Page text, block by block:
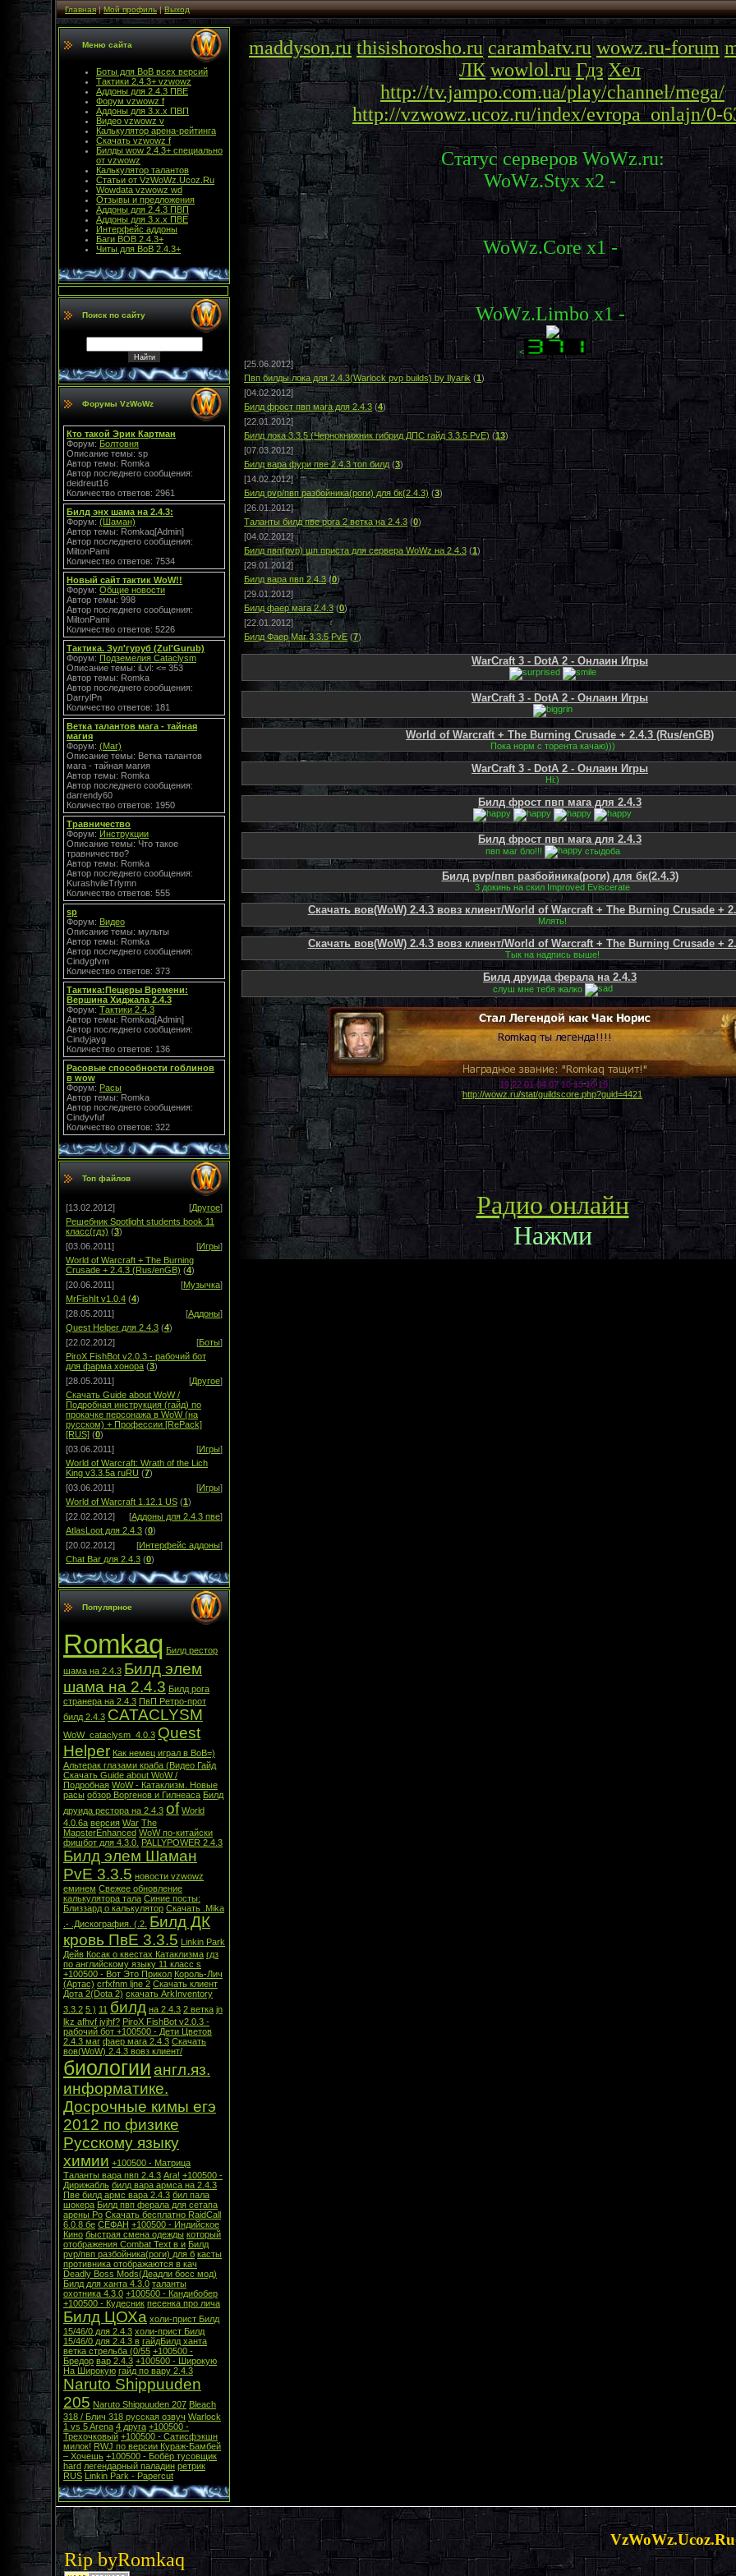
Главная|Мой профиль|Выход
Меню сайта
Боты для ВоВ всех версий
Тактики 2.4.3+ vzwowz
Аддоны для 2.4.3 ПВЕ
Форум vzwowz f
Аддоны для 3.х.х ПВП
Видео vzwowz v
Калькулятор арена-рейтинга
Скачать vzwowz f
Билды wow 2.4.3+ специально
от vzwowz
Калькулятор талантов
Статьи от VzWoWz.Ucoz.Ru
Wowdata vzwowz wd
Отзывы и предложения
Аддоны для 2.4.3 ПВП
Аддоны для 3.х.х ПВЕ
Интерфейс аддоны
Баги ВОВ 2.4.3+
Читы для ВоВ 2.4.3+
Поиск по сайту
Форумы VzWoWz
Кто такой Эрик Картман
Форум: Болтовня
Описание темы: sp
Автор темы: Romka
Автор последнего сообщения:
deidreut16
Количество ответов: 2961
Билд энх шама на 2.4.3:
Форум: (Шаман)
Автор темы: Romkaq[Admin]
Автор последнего сообщения:
MiltonPami
Количество ответов: 7534
Новый сайт тактик WoW!!
Форум: Общие новости
Автор темы: 998
Автор последнего сообщения:
MiltonPami
Количество ответов: 5226
Тактика. Зул'гуруб (Zul'Gurub)
Форум: Подземелия Cataclysm
Описание темы: iLvl: <= 353
Автор темы: Romka
Автор последнего сообщения:
DarrylPn
Количество ответов: 181
Ветка талантов мага - тайная
магия
Форум: (Маг)
Описание темы: Ветка талантов
мага - тайная магия
Автор темы: Romka
Автор последнего сообщения:
darrendy60
Количество ответов: 1950
Травничество
Форум: Инструкции
Описание темы: Что такое
травничество?
Автор темы: Romka
Автор последнего сообщения:
KurashvileTrlymn
Количество ответов: 555
sp
Форум: Видео
Описание темы: мульты
Автор темы: Romka
Автор последнего сообщения:
Cindygfvm
Количество ответов: 373
Тактика:Пещеры Времени:
Вершина Хиджала 2.4.3
Форум: Тактики 2.4.3
Автор темы: Romkaq[Admin]
Автор последнего сообщения:
Cindyjayg
Количество ответов: 136
Расовые способности гоблинов
в wow
Форум: Расы
Автор темы: Romka
Автор последнего сообщения:
Cindyvfuf
Количество ответов: 322
Топ файлов
[13.02.2012] [Другое]
Решебник Spotlight students book 11
класс(гдз) (3)
[03.06.2011]
[Игры]
World of Warcraft + The Burning
Crusade + 2.4.3 (Rus/enGB) (4)
[20.06.2011]
[Музычка]
MrFishIt v1.0.4 (4)
[28.05.2011]
[Аддоны]
Quest Helper для 2.4.3 (4)
[22.02.2012]
[Боты]
PiroX FishBot v2.0.3 - рабочий бот
для фарма хонора (3)
[28.05.2011]
[Другое]
Скачать Guide about WoW /
Подробная инструкция (гайд) по
прокачке персонажа в WoW (на
русском) + Профессии [RePack]
[RUS] (0)
[03.06.2011]
[Игры]
World of Warcraft: Wrath of the Lich
King v3.3.5a ruRU (7)
[03.06.2011]
[Игры]
World of Warcraft 1.12.1 US (1)
[22.02.2012]
[Аддоны для 2.4.3 пве]
AtlasLoot для 2.4.3 (0)
[20.02.2012]
[Интерфейс аддоны]
Chat Bar для 2.4.3 (0)
Популярное
Romkaq Билд рестор
шама на 2.4.3 Билд элем
шама на 2.4.3 Билд рога
странера на 2.4.3 ПвП Ретро-прот
билд 2.4.3 CATACLYSM
WoW_cataclysm_4.0.3 Quest
Helper Как немец играл в ВоВ=)
Альтерак глазами краба (Видео Гайд
Скачать Guide about WoW /
Подробная WoW - Катаклизм. Новые
расы обзор Воргенов и Гилнеаса Билд
друида рестора на 2.4.3 of World
4.0.6а версия War The
MapsterEnhanced WoW по-китайски
фишбот для 4.3.0. PALLYPOWER 2.4.3
Билд элем Шаман
PvE 3.3.5 новости vzwowz
еминем Свежее обновление
калькулятора тала Синие посты:
Близзард о калькулятор Скачать .Mika
.- .Дискография. (.2. Билд ДК
кровь ПвЕ 3.3.5 Linkin Park
Дейв Косак о квестах Катаклизма гдз
по английскому языку 11 класс s
+100500 - Вот Это Прикол Король-Лич
(Артас) crfxfnm ljne 2 Скачать клиент
Дота 2(Dota 2) скачать ArkInventory
3.3.2 5 ) 11 билд на 2.4.3 2 ветка jn
lkz afhvf jyjhf? PiroX FishBot v2.0.3 -
рабочий бот +100500 - Дети Цветов
2.4.3 маг фаер мага 2.4.3 Скачать
вов(WoW) 2.4.3 вовз клиент/
биологииангл.яз.
информатике.
Досрочные кимы егэ
2012 по физике
Русскому языку
химии +100500 - Матрица
Таланты вара пвп 2.4.3 Ага! +100500 -
Дирижабль билд вара армса на 2.4.3
Пве билд армс вара 2.4.3 бил пала
шокера Билд пвп ферала для сетапа
арены Ро Скачать бесплатно RaidCall
6.0.8 бе СЕФАН +100500 - Индийское
Кино быстрая смена одежды который
отображения Combat Text в и Билд
pvp/пвп разбойника(роги) для б касты
противника отображаются в кач
Deadly Boss Mods(Деадли босс мод)
Билд для ханта 4.3.0 таланты
охотника 4.3.0 +100500 - Кандибобер
+100500 - Кудесник песенка про лича
Билд ЦОХа холи-прист Билд
15/46/0 для 2.4.3 холи-прист Билд
15/46/0 для 2.4.3 в гайдБилд ханта
ветка стрельба (0/55 +100500 -
Бредор вар 2.4.3 +100500 - Широкую
На Широкую гайд по вару 2.4.3
Naruto Shippuuden
205 Naruto Shippuuden 207 Bleach
318 / Блич 318 русская озвуч Warlock
1 vs 5 Arena 4 друга +100500 -
Трехочковый +100500 - Сатисфэкшн
милок! RWJ по версии Кураж-Бамбей
– Хочешь +100500 - Бобёр тусовщик
hard легендарный паладин ретрик
RUS Linkin Park - Papercut
maddyson.ru thisishorosho.ru carambatv.ru wowz.ru-forum
ЛК wowlol.ru Гдз Хел
http://tv.jampo.com.ua/play/channel/mega/
http://vzwowz.ucoz.ru/index/evropa_onlajn/0-
Статус серверов WoWz.ru:
WoWz.Styx x2 -
WoWz.Core x1 -
WoWz.Limbo x1 -
<
[25.06.2012]
Пвп билды лока для 2.4.3(Warlock pvp builds) by Ilyarik (1)
[04.02.2012]
Билд фрост пвп мага для 2.4.3 (4)
[22.01.2012]
Билд лока 3.3.5 (Чернокнижник гибрид ДПС гайд 3.3.5 PvE) (13)
[07.03.2012]
Билд вара фури пве 2.4.3 топ билд (3)
[14.02.2012]
Билд pvp/пвп разбойника(роги) для бк(2.4.3) (3)
[26.01.2012]
Таланты билд пве рога 2 ветка на 2.4.3 (0)
[04.02.2012]
Билд пвп(pvp) шп приста для сервера WoWz на 2.4.3 (1)
[29.01.2012]
Билд вара пвп 2.4.3 (0)
[29.01.2012]
Билд фаер мага 2.4.3 (0)
[22.01.2012]
Билд Фаер Маг 3.3.5 PvE (7)
WarCraft 3 - DotA 2 - Онлаин Игры
WarCraft 3 - DotA 2 - Онлаин Игры
World of Warcraft + The Burning Crusade + 2.4.3 (Rus/enGB)
Пока норм с торента качаю)))
WarCraft 3 - DotA 2 - Онлаин Игры
Hi:)
Билд фрост пвп мага для 2.4.3
Билд фрост пвп мага для 2.4.3
пвп маг бло!!! стыдоба
Билд pvp/пвп разбойника(роги) для бк(2.4.3)
3 докинь на скил Improved Eviscerate
Скачать вов(WoW) 2.4.3 вовз клиент/World of Warcraft + The Burning Crusade +
Млять!
Скачать вов(WoW) 2.4.3 вовз клиент/World of Warcraft + The Burning Crusade +
Тык на надпись выше!
Билд друида ферала на 2.4.3
слуш мне тебя жалко
19 22 01 04 07 10 13 16 19
http://wowz.ru/stat/guildscore.php?guid=4421
Радио онлайн
Нажми
Rip byRomkaq